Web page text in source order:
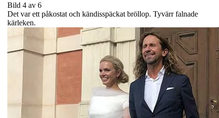
Bild 4 av 6
Det var ett påkostat och kändisspäckat bröllop. Tyvärr falnade
kärleken.